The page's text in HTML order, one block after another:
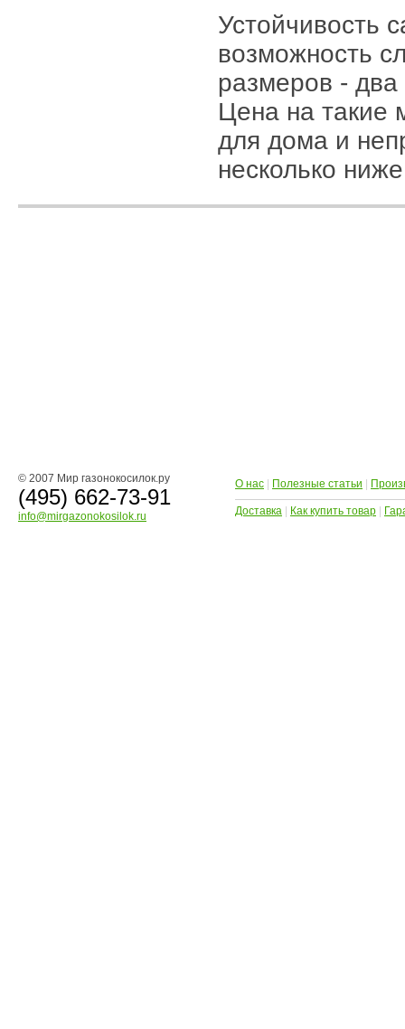
Устойчивость
возможность
размеров -
Цена на такие
для дома и
несколько
© 2007 Мир газонокосилок.ру
(495) 662-73-91
info@mirgazonokosilok.ru
О нас Полезные статьи
Доставка Как купить товар